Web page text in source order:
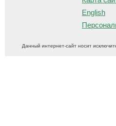
English
Данный интернет-сайт носит